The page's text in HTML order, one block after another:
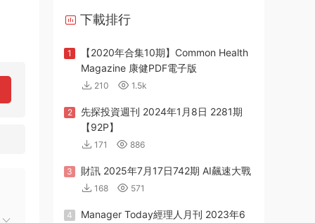
下載排行
1
【2020年合集10期】Common Health
Magazine 康健PDF電子版
210 1.5k
2
先探投資週刊 2024年1月8日 2281期
【92P】
171 886
3 財訊 2025年7月17日742期 AI飆速大戰
168 571
4
Manager Today經理人月刊 2023年6